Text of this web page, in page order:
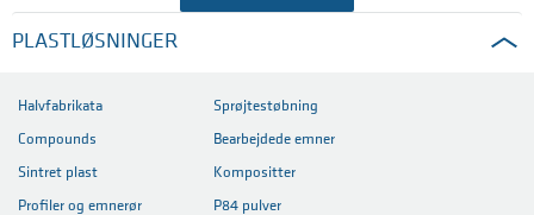
PLASTLØSNINGER
Halvfabrikata
Compounds
Sintret plast
Profiler og emnerør
Sprøjtestøbning
Bearbejdede emner
Kompositter
P84 pulver